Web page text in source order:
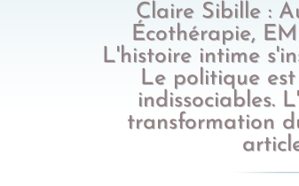
Claire Sibille :
Écothérapie,
L'histoire intime
Le politique
indissociables.
transformation